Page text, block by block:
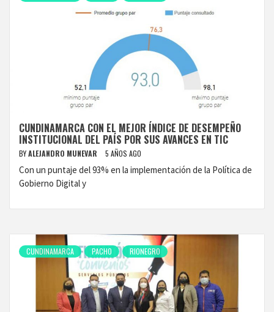
CUNDINAMARCA CON EL MEJOR ÍNDICE DE DESEMPEÑO
INSTITUCIONAL DEL PAÍS POR SUS AVANCES EN TIC
BYALEJANDRO MUNEVAR 5 AÑOS AGO
Con un puntaje del 93% en la implementación de la Política de
Gobierno Digital y
CUNDINAMARCA PACHO RIONEGRO